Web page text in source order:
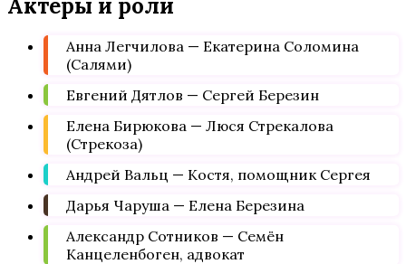
Актеры и роли
Анна Легчилова — Екатерина Соломина
(Салями)
Евгений Дятлов — Сергей Березин
Елена Бирюкова — Люся Стрекалова
(Стрекоза)
Андрей Вальц — Костя, помощник Сергея
Дарья Чаруша — Елена Березина
Александр Сотников — Семён
Канцеленбоген, адвокат